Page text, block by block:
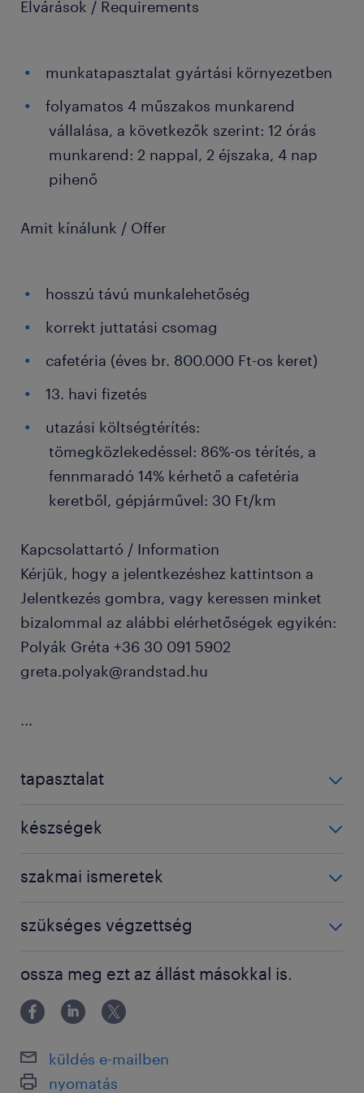
Elvárások / Requirements
munkatapasztalat gyártási környezetben
folyamatos 4 műszakos munkarend
vállalása, a következők szerint: 12 órás
munkarend: 2 nappal, 2 éjszaka, 4 nap
pihenő
Amit kínálunk / Offer
hosszú távú munkalehetőség
korrekt juttatási csomag
cafetéria (éves br. 800.000 Ft-os keret)
13. havi fizetés
utazási költségtérítés:
tömegközlekedéssel: 86%-os térítés, a
fennmaradó 14% kérhető a cafetéria
keretből, gépjárművel: 30 Ft/km
Kapcsolattartó / Information
Kérjük, hogy a jelentkezéshez kattintson a
Jelentkezés gombra, vagy keressen minket
bizalommal az alábbi elérhetőségek egyikén:
Polyák Gréta +36 30 091 5902
greta.polyak@randstad.hu
...
tapasztalat
készségek
szakmai ismeretek
szükséges végzettség
ossza meg ezt az állást másokkal is.
küldés e-mailben
nyomatás